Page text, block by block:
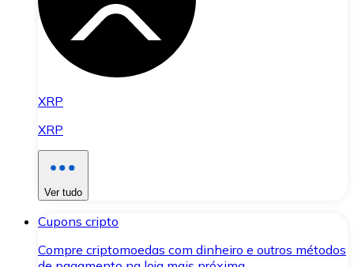
XRP
XRP
Ver tudo
Cupons cripto
Compre criptomoedas com dinheiro e outros métodos